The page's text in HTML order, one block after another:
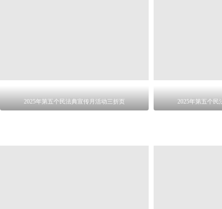
2025年第五个民法典宣传月活动三折页 2025年第五个民